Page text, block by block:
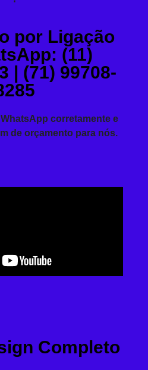
por Ligação
(11)
| (71) 99708-
corretamente e
de orçamento para nós.
Completo